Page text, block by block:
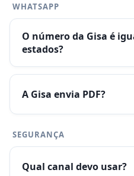
WHATSAPP
O número da Gisa é
estados?
A Gisa envia PDF?
SEGURANÇA
Qual canal devo usar?